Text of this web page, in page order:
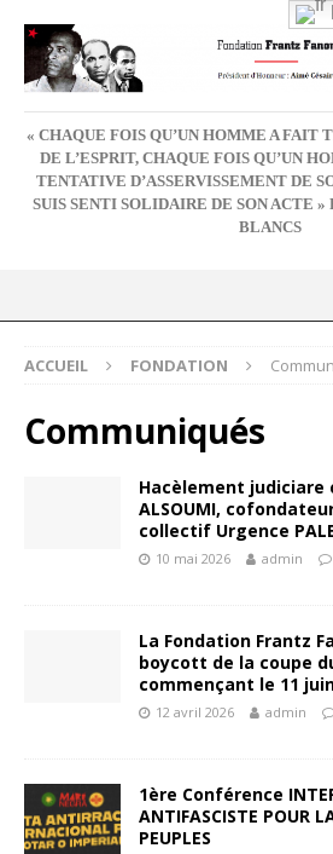
« CHAQUE FOIS QU’UN HOMME A FAIT
DE L’ESPRIT, CHAQUE FOIS QU’UN
TENTATIVE D’ASSERVISSEMENT DE
SUIS SENTI SOLIDAIRE DE SON ACTE »
BLANCS
ACCUEIL FONDATION
Communiqués
Hacèlement judiciare
ALSOUMI,
collectif Urgence
10 mai 2026 admin
La Fondation Frantz
boycott de la coupe
commençant le 11
12 avril 2026 admin
1ère Conférence
ANTIFASCISTE POUR
PEUPLES